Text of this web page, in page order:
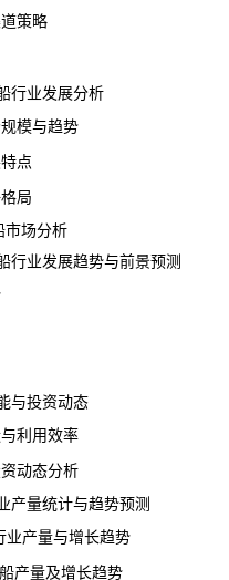
策略
行业发展分析
与趋势
点
局
场分析
业发展趋势与前景预测
与投资动态
用效率
态分析
量统计与趋势预测
产量与增长趋势
及增长趋势